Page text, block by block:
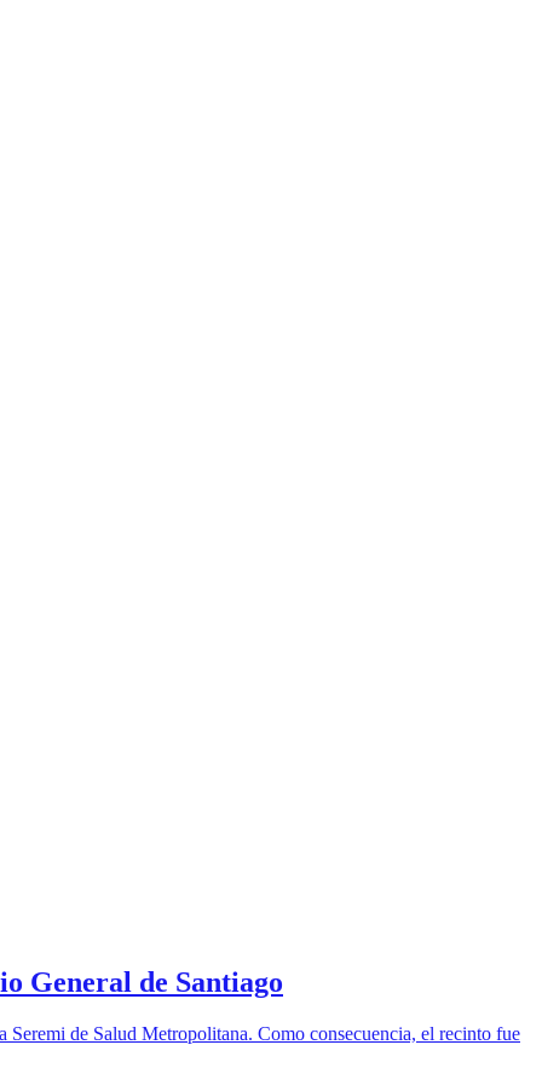
General de Santiago
de Salud Metropolitana. Como consecuencia, el recinto fue